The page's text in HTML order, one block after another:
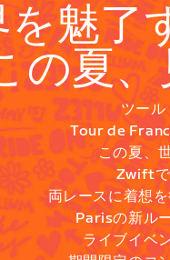
を魅了
の夏
ツール
Tour de
この夏、
Zwiftで
両レースに着想
Parisの新ル
ライブイベ